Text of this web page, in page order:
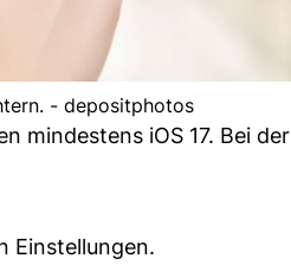
- depositphotos
mindestens iOS 17. Bei der
Einstellungen.